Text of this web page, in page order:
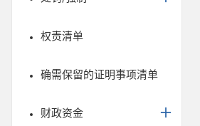
权责清单
确需保留的证明事项清单
财政资金